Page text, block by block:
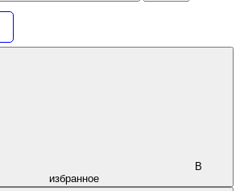
В
избранное